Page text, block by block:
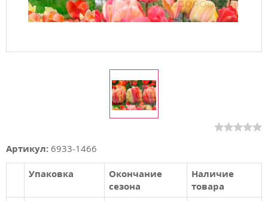
Артикул: 6933-1466
Упаковка
Окончание
сезона
Наличие
товара